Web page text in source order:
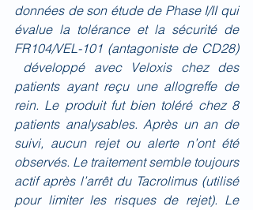
données de son étude de Phase I/II qui
évalue la tolérance et la sécurité de
FR104/VEL-101 (antagoniste de CD28)
développé avec Veloxis chez des
patients ayant reçu une allogreffe de
rein. Le produit fut bien toléré chez 8
patients analysables. Après un an de
suivi, aucun rejet ou alerte n’ont été
observés. Le traitement semble toujours
actif après l’arrêt du Tacrolimus (utilisé
pour limiter les risques de rejet). Le